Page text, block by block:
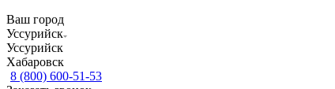
Ваш город
Уссурийск
Уссурийск
Хабаровск
8 (800) 600-51-53